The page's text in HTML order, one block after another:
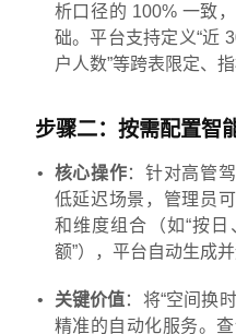
析口径的 100% 一致
础。平台支持定义“近
户人数”等跨表限定、
步骤二：按需配置智
核心操作：针对高管
低延迟场景，管理员
和维度组合（如“按
额”），平台自动生成
关键价值：将“空间换
精准的自动化服务。